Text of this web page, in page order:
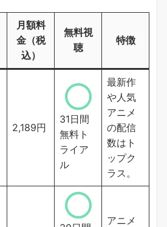
月額料
金（税
込）
無料視
聴
特徴
2,189円
31日間
無料ト
ライア
ル
最新作
や人気
アニメ
の配信
数はト
ップク
ラス。
アニメ